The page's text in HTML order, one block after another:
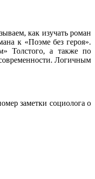
как изучать роман
к «Поэме без героя».
Толстого, а также по
Логичным
заметки социолога о